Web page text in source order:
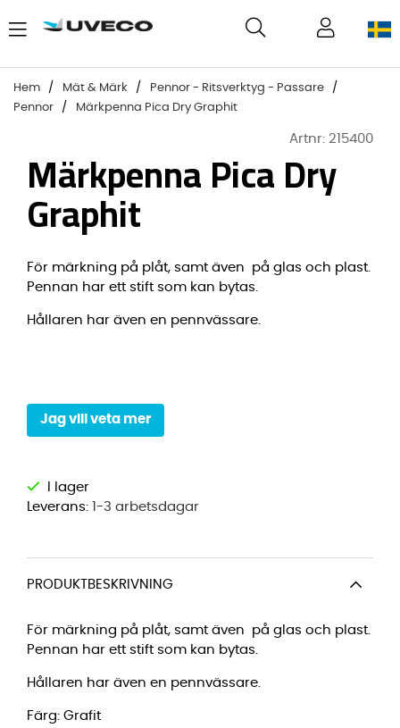
Hem Mät & Märk
Pennor - Ritsverktyg - Passare
Pennor
Märkpenna Pica Dry Graphit
Artnr: 215400
Märkpenna Pica Dry
Graphit
För märkning på plåt, samt även på glas och plast.
Pennan har ett stift som kan bytas.
Hållaren har även en pennvässare.
Jag vill veta mer
Leverans: 1-3 arbetsdagar
PRODUKTBESKRIVNING
För märkning på plåt, samt även på glas och plast.
Pennan har ett stift som kan bytas.
Hållaren har även en pennvässare.
Färg: Grafit